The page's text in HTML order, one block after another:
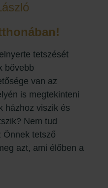
tetszését
bővebb
van az
is megtekinteni
házhoz viszik és
Nem tud
Önnek tetsző
azt, ami élőben a